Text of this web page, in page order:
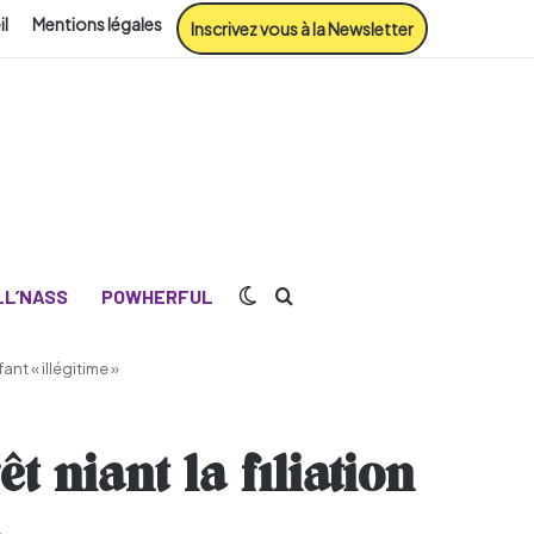
Mentions légales Inscrivez vous à la Newsletter
POWHERFUL Switch skin
« illégitime »
niant la filiation